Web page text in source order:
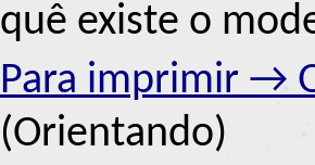
quê existe o
Para imprimir →
(Orientando)